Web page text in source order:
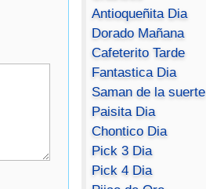
Antioqueñita Dia
Dorado Mañana
Cafeterito Tarde
Fantastica Dia
Saman de la suerte
Paisita Dia
Chontico Dia
Pick 3 Dia
Pick 4 Dia